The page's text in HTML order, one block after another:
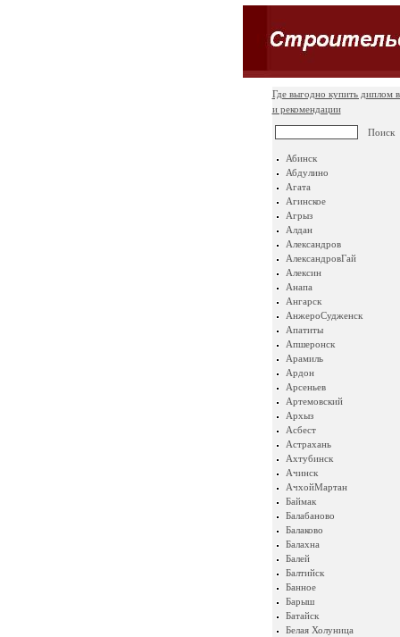
Где выгодно купить диплом
и рекомендации
Абинск
Абдулино
Агата
Агинское
Агрыз
Алдан
Александров
АлександровГай
Алексин
Анапа
Ангарск
АнжероСудженск
Апатиты
Апшеронск
Арамиль
Ардон
Арсеньев
Артемовский
Архыз
Асбест
Астрахань
Ахтубинск
Ачинск
АчхойМартан
Баймак
Балабаново
Балаково
Балахна
Балей
Балтийск
Банное
Барыш
Батайск
Белая Холуница